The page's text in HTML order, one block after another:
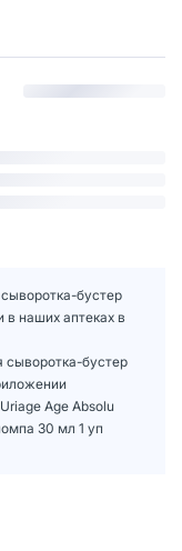
бустер
наших аптеках в
сыворотка-бустер
Age Absolu
30 мл 1 уп